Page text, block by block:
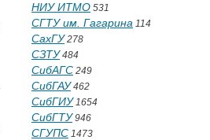
НИУ ИТМО 531
СГТУ им. Гагарина 114
СахГУ278
СЗТУ484
СибАГС 249
СибГАУ462
СибГИУ1654
СибГТУ946
СГУПС 1473